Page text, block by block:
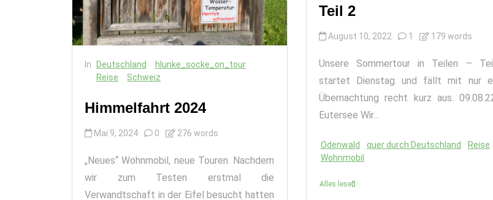
In Deutschland
hlunke_socke_on_tour
Reise
Schweiz
Himmelfahrt 2024
Mai 9, 2024 0 276 words
„Neues“ Wohnmobil, neue Touren. Nachdem
wir zum Testen erstmal die
Verwandtschaft in der Eifel besucht hatten
Teil 2
August 10, 2022 1 179 words
Unsere Sommertour in Teilen –
startet Dienstag und fällt mit nur
Übernachtung recht kurz aus.
Eutersee Wir...
Odenwald quer durch Deutschland
Reise
Wohnmobil
Alles lesen